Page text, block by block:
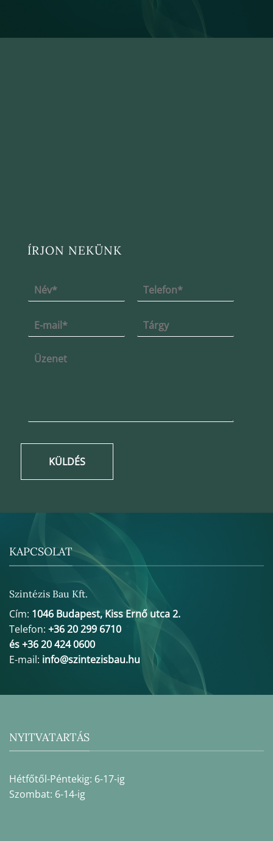
ÍRJON NEKÜNK
KÜLDÉS
KAPCSOLAT
Szintézis Bau Kft.
Cím: 1046 Budapest, Kiss Ernő utca 2.
Telefon: +36 20 299 6710
és +36 20 424 0600
E-mail: info@szintezisbau.hu
NYITVATARTÁS
Hétfőtől-Péntekig: 6-17-ig
Szombat: 6-14-ig